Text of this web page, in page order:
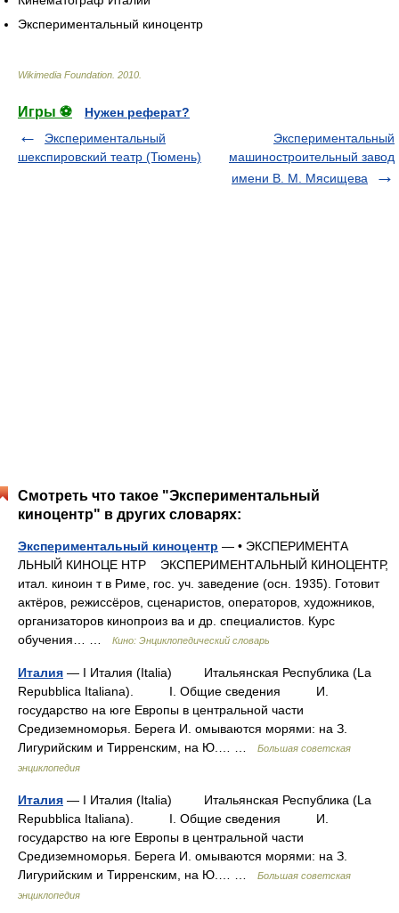
Экспериментальный киноцентр
Wikimedia Foundation 2010
Игры ⚽
Нужен реферат?
Экспериментальный
шекспировский театр (Тюмень)
Экспериментальный
машиностроительный завод
имени В. М. Мясищева
Смотреть что такое "Экспериментальный
киноцентр" в других словарях:
Экспериментальный киноцентр — • ЭКСПЕРИМЕНТА
ЛЬНЫЙ КИНОЦЕ НТР ЭКСПЕРИМЕНТАЛЬНЫЙ КИНОЦЕНТР,
итал. киноин т в Риме, гос. уч. заведение (осн. 1935). Готовит
актёров, режиссёров, сценаристов, операторов, художников,
организаторов кинопроиз ва и др. специалистов. Курс
обучения… …
Кино: Энциклопедический словарь
Италия — I Италия (Italia) Итальянская Республика (La
Repubblica Italiana). I. Общие сведения И.
государство на юге Европы в центральной части
Средиземноморья. Берега И. омываются морями: на З.
Лигурийским и Тирренским, на Ю.… …
Большая советская
энциклопедия
Италия — I Италия (Italia) Итальянская Республика (La
Repubblica Italiana). I. Общие сведения И.
государство на юге Европы в центральной части
Средиземноморья. Берега И. омываются морями: на З.
Лигурийским и Тирренским, на Ю.… …
Большая советская
энциклопедия